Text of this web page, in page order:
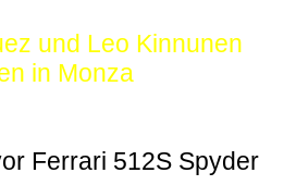
und Leo Kinnunen
in Monza
Ferrari 512S Spyder